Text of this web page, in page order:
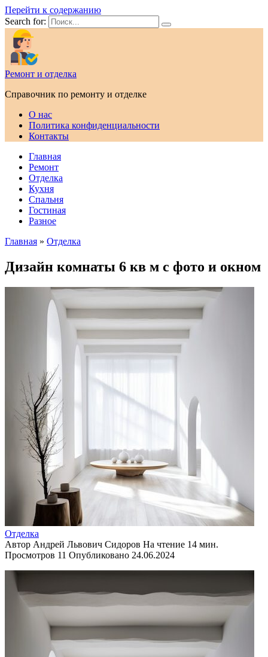
Перейти к содержанию
Search for:
Ремонт и отделка
Справочник по ремонту и отделке
О нас
Политика конфиденциальности
Контакты
Главная
Ремонт
Отделка
Кухня
Спальня
Гостиная
Разное
Главная » Отделка
Дизайн комнаты 6 кв м с фото и окном
Отделка
Автор Андрей Львович Сидоров На чтение 14 мин.
Просмотров 11 Опубликовано 24.06.2024